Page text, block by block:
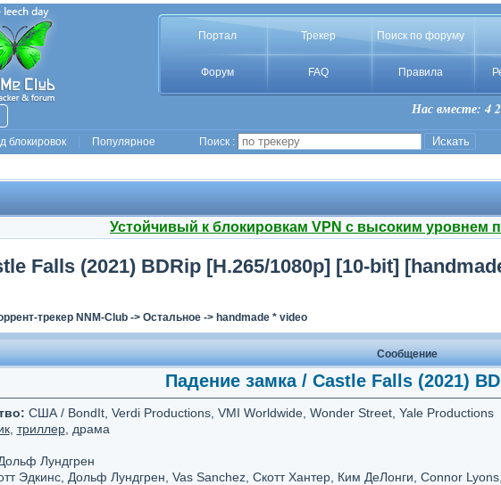
Портал Трекер Поиск по форуму
Форум FAQ Правила
Нас вместе: 4
блокировок Популярное Поиск :
Устойчивый к блокировкам VPN с высоким уровнем
Falls (2021) BDRip [H.265/1080p] [10-bit]
трекер NNM-Club-> Остальное-> handmade * video
Сообщение
Падение замка / Castle Falls (2021)
США / BondIt, Verdi Productions, VMI Worldwide, Wonder Street, Yale Productions
, триллер, драма
Лундгрен
Эдкинс, Дольф Лундгрен, Vas Sanchez, Скотт Хантер, Ким ДеЛонги, Connor